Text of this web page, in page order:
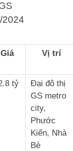
2024
Giá Vị trí
tỷ
Đại đô thị
GS metro
city,
Phước
Kiển, Nhà
Bè